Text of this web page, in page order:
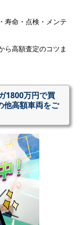
寿命・点検・メンテ
ら高額査定のコツま
1800万円で買
他高額車両をご